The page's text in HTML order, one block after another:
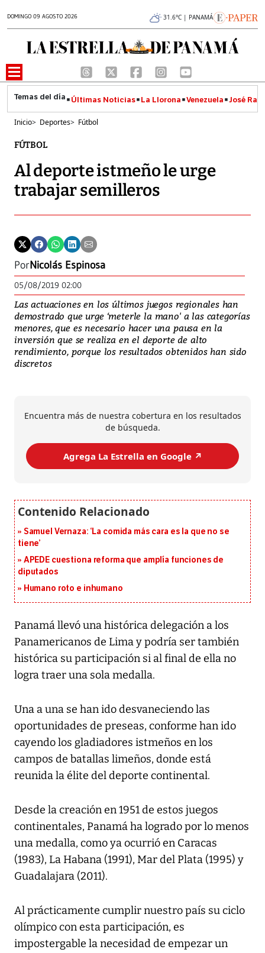
DOMINGO 09 AGOSTO 2026 31.6°C | PANAMÁ
Últimas Noticias La Llorona Venezuela José
Inicio> Deportes> Fútbol
FÚTBOL
Al deporte istmeño le urge
trabajar semilleros
PorNicolás Espinosa
05/08/2019 02:00
Las actuaciones en los últimos juegos regionales han
demostrado que urge ‘meterle la mano' a las categorías
menores, que es necesario hacer una pausa en la
inversión que se realiza en el deporte de alto
rendimiento, porque los resultados obtenidos han sido
discretos
Encuentra más de nuestra cobertura en los resultados
de búsqueda.
Agrega La Estrella en Google ↗️
Samuel Vernaza: ‘La comida más cara es la que no se
tiene’
APEDE cuestiona reforma que amplía funciones de
diputados
Humano roto e inhumano
Panamá llevó una histórica delegación a los
Panamericanos de Lima y podría ser también
histórica su participación si al final de ella no
logra traer una sola medalla.
Una a una se han ido desvaneciendo las
oportunidades de preseas, conforme han ido
cayendo los gladiadores istmeños en los
campos de batallas limeños, donde está
reunida la élite del deporte continental.
Desde la creación en 1951 de estos juegos
continentales, Panamá ha logrado por lo menos
una medalla, como ya ocurrió en Caracas
(1983), La Habana (1991), Mar del Plata (1995) y
Guadalajara (2011).
Al prácticamente cumplir nuestro país su ciclo
olímpico con esta participación, es
impostergable la necesidad de empezar un